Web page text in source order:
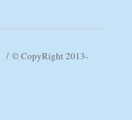
© CopyRight 2013-